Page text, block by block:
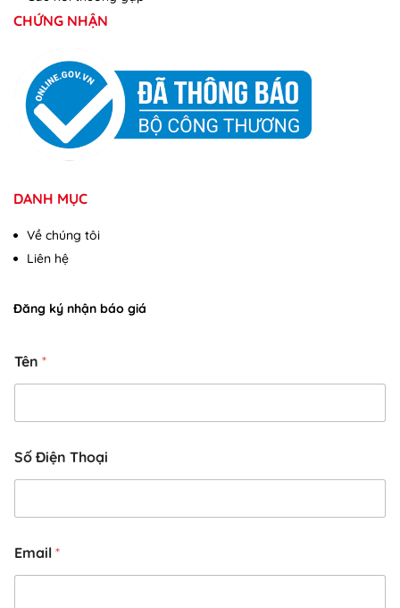
CHỨNG NHẬN
DANH MỤC
Về chúng tôi
Liên hệ
Đăng ký nhận báo giá
Tên *
Số Điện Thoại
h
o
Email *